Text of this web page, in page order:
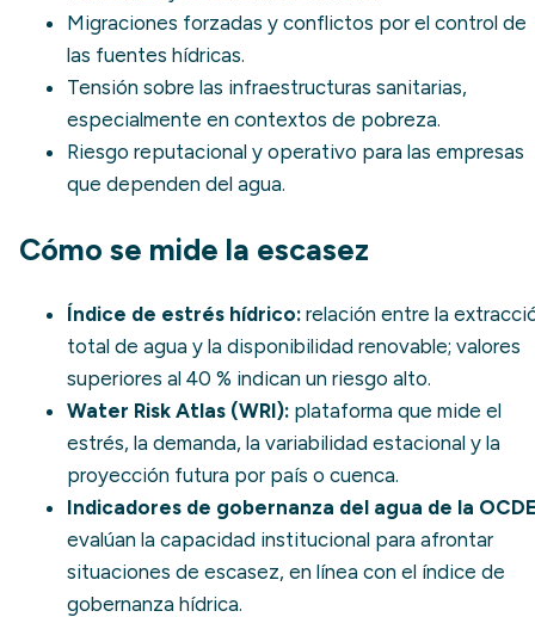
Migraciones forzadas y conflictos por el control de
las fuentes hídricas.
Tensión sobre las infraestructuras sanitarias,
especialmente en contextos de pobreza.
Riesgo reputacional y operativo para las empresas
que dependen del agua.
Cómo se mide la escasez
Índice de estrés hídrico: relación entre la
total de agua y la disponibilidad renovable; valores
superiores al 40 % indican un riesgo alto.
Water Risk Atlas (WRI): plataforma que mide el
estrés, la demanda, la variabilidad estacional y la
proyección futura por país o cuenca.
Indicadores de gobernanza del agua de la
evalúan la capacidad institucional para afrontar
situaciones de escasez, en línea con el índice de
gobernanza hídrica.